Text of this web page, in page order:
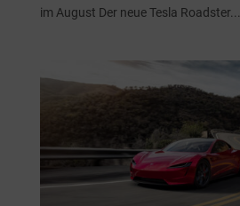
im August Der neue Tesla Roadster...